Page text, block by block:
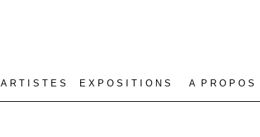
E X P O S I T I O N S
A R T I S T E S A P R O P O S